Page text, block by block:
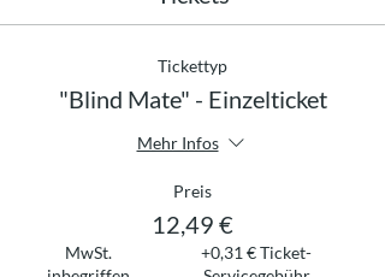
Tickettyp
"Blind Mate" - Einzelticket
Mehr Infos
Preis
12,49 €
MwSt.
+0,31 € Ticket-